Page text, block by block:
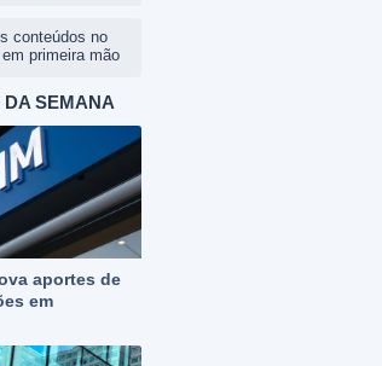
conteúdos no
primeira mão
SEMANA
aportes de
em